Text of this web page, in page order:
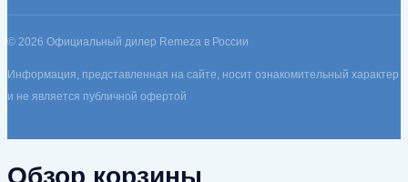
© 2026 Официальный дилер Remeza в России
Информация, представленная на сайте, носит ознакомительный характер
и не является публичной офертой
Обзор корзины